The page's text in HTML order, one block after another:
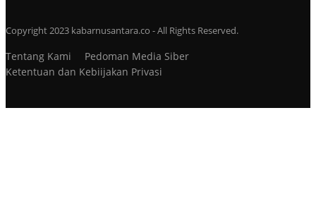
Copyright 2023 kabarnusantara.co - All Rights Reserved.
Tentang Kami
Pedoman Media Siber
Ketentuan dan Kebiijakan Privasi